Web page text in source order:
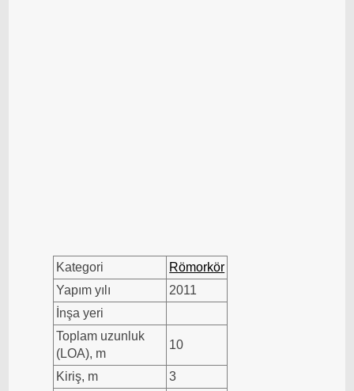
Kategori
Römorkör
Yapım yılı
2011
İnşa yeri
Toplam uzunluk
(LOA), m
10
Kiriş, m
3